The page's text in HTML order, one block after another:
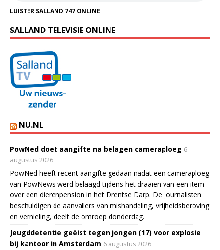
LUISTER SALLAND 747 ONLINE
SALLAND TELEVISIE ONLINE
NU.NL
PowNed doet aangifte na belagen cameraploeg 6
augustus 2026
PowNed heeft recent aangifte gedaan nadat een cameraploeg
van PowNews werd belaagd tijdens het draaien van een item
over een dierenpension in het Drentse Darp. De journalisten
beschuldigen de aanvallers van mishandeling, vrijheidsberoving
en vernieling, deelt de omroep donderdag.
Jeugddetentie geëist tegen jongen (17) voor explosie
bij kantoor in Amsterdam 6 augustus 2026